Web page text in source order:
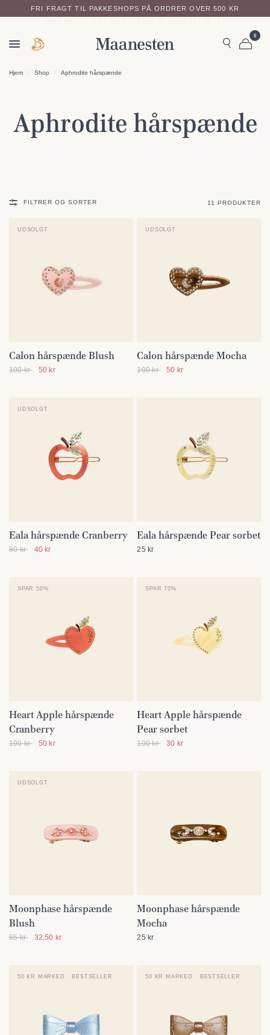
FRI FRAGT TIL PAKKESHOPS PÅ ORDRER OVER 500 KR
14 DAGES RETURRET
0
Hjem / Shop / Aphrodite hårspænde
Aphrodite hårspænde
FILTRER OG SORTER 11 PRODUKTER
UDSOLGT
SE DETALJER
Calon hårspænde Blush
100 kr 50 kr
UDSOLGT
SE DETALJER
Calon hårspænde Mocha
100 kr 50 kr
UDSOLGT
SE DETALJER
Eala hårspænde Cranberry
80 kr 40 kr
SE DETALJER
Eala hårspænde Pear sorbet
25 kr
SPAR 50%
SE DETALJER
Heart Apple hårspænde
Cranberry
100 kr 50 kr
SPAR 70%
SE DETALJER
Heart Apple hårspænde
Pear sorbet
100 kr 30 kr
UDSOLGT
SE DETALJER
Moonphase hårspænde
Blush
65 kr 32,50 kr
SE DETALJER
Moonphase hårspænde
Mocha
25 kr
50 KR MARKED BESTSELLER 50 KR MARKED BESTSELLER